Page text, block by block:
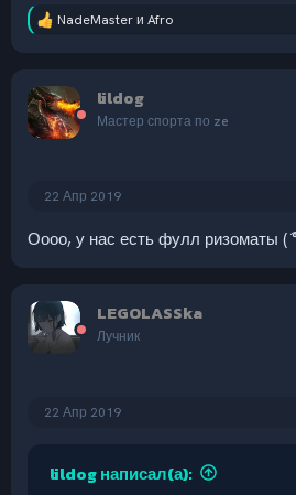
Р
ц
и
и
NadeMasterи Afro
lildog
Мастер спорта по ze
22 Апр 2019
Оооо, у нас есть фулл ризоматы (
LEGOLASSka
Лучник
22 Апр 2019
lildog написал(а):